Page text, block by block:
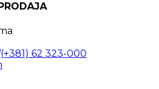
(+381) 62 323-000